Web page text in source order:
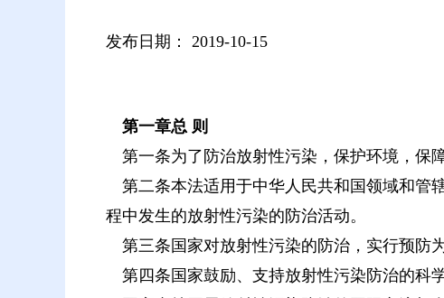
发布日期： 2019-10-15
第一章总 则
第一条为了防治放射性污染，保护环境，保
第二条本法适用于中华人民共和国领域和管
程中发生的放射性污染的防治活动。
第三条国家对放射性污染的防治，实行预防
第四条国家鼓励、支持放射性污染防治的科